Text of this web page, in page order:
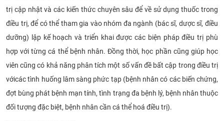
trị cập nhật và các kiến thức chuyên sâuđể về sử dụng thuốc trong
điều trị, để cóthể tham gia vào nhóm đa ngành (bác sĩ, dược sĩ, điều
dưỡng) lập kế hoạch và triển khai được các biện pháp điều trị phù
hợp với từng cá thể bệnh nhân. Đồng thời, học phần cũng giúp học
viên cũng có khả năng phân tích một sốvấn đề bất cập trong điều trị
vớicác tình huống lâm sàng phức tạp (bệnh nhân có các biến chứng,
đợt bùng phát bệnh mạn tính, tình trạng đa bệnh lý, bệnh nhân thuộc
đối tượng đặc biệt, bệnh nhân cần cá thể hoá điều trị).​